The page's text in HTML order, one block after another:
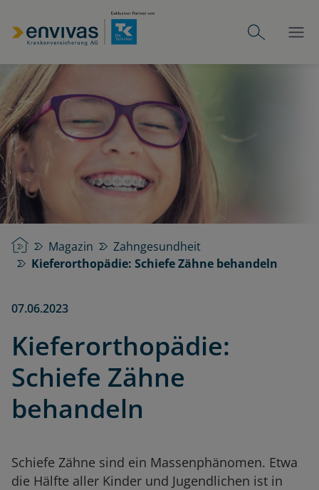
StartseiteMagazin
Zahngesundheit
Kieferorthopädie: Schiefe Zähne behandeln
07.06.2023
Kieferorthopädie:
Schiefe Zähne
behandeln
Schiefe Zähne sind ein Massenphänomen. Etwa
die Hälfte aller Kinder und Jugendlichen ist in